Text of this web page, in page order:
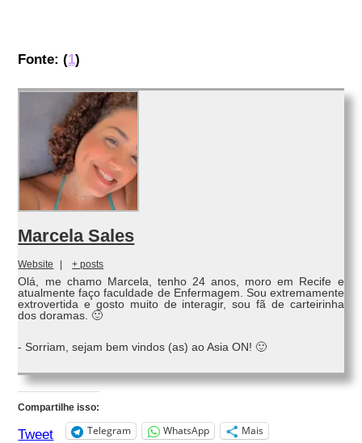
Fonte: (1)
Marcela Sales
Website + posts
Olá, me chamo Marcela, tenho 24 anos, moro em Recife e
atualmente faço faculdade de Enfermagem. Sou extremamente
extrovertida e gosto muito de interagir, sou fã de carteirinha
dos doramas. 🙂
- Sorriam, sejam bem vindos (as) ao Asia ON! 🙂
Compartilhe isso:
Tweet Telegram WhatsApp Mais